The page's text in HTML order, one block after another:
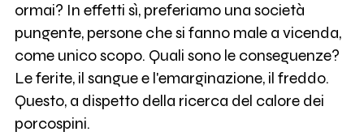
ormai? In effetti sì, preferiamo una società
pungente, persone che si fanno male a vicenda,
come unico scopo. Quali sono le conseguenze?
Le ferite, il sangue e l'emarginazione, il freddo.
Questo, a dispetto della ricerca del calore dei
porcospini.